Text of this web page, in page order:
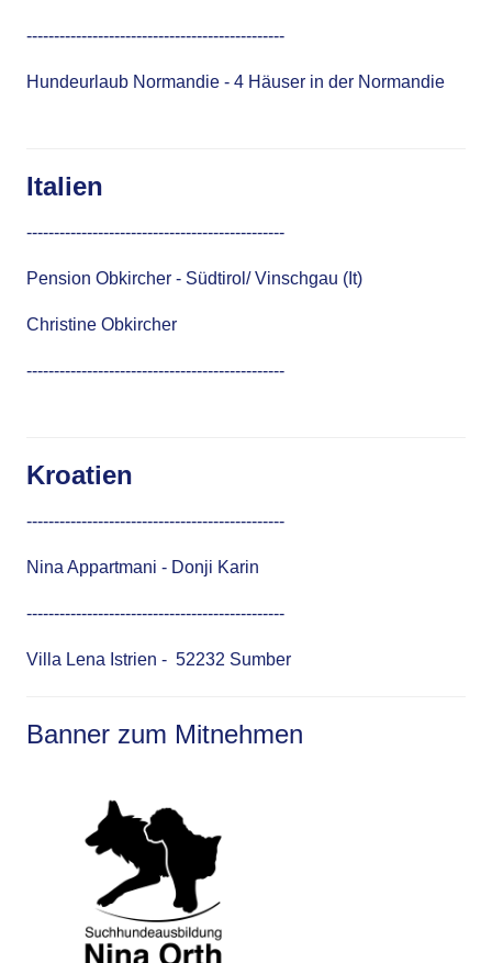
-----------------------------------------------
Hundeurlaub Normandie - 4 Häuser in der Normandie
Italien
-----------------------------------------------
Pension Obkircher - Südtirol/ Vinschgau (It)
Christine Obkircher
-----------------------------------------------
Kroatien
-----------------------------------------------
Nina Appartmani - Donji Karin
-----------------------------------------------
Villa Lena Istrien - 52232 Sumber
Banner zum Mitnehmen